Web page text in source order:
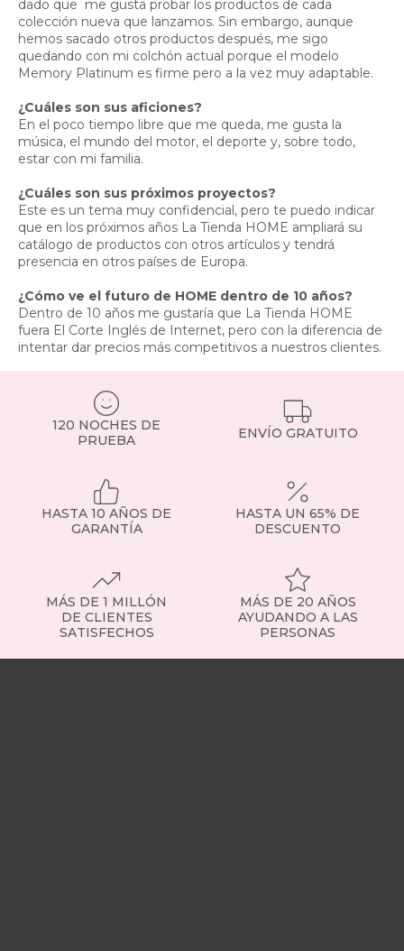
dado que me gusta probar los productos de cada
colección nueva que lanzamos. Sin embargo, aunque
hemos sacado otros productos después, me sigo
quedando con mi colchón actual porque el modelo
Memory Platinum es firme pero a la vez muy adaptable.
¿Cuáles son sus aficiones?
En el poco tiempo libre que me queda, me gusta la
música, el mundo del motor, el deporte y, sobre todo,
estar con mi familia.
¿Cuáles son sus próximos proyectos?
Este es un tema muy confidencial, pero te puedo indicar
que en los próximos años La Tienda HOME ampliará su
catálogo de productos con otros artículos y tendrá
presencia en otros países de Europa.
¿Cómo ve el futuro de HOME dentro de 10 años?
Dentro de 10 años me gustaría que La Tienda HOME
fuera El Corte Inglés de Internet, pero con la diferencia de
intentar dar precios más competitivos a nuestros clientes.
120 NOCHES DE
PRUEBA
ENVÍO GRATUITO
HASTA 10 AÑOS DE
GARANTÍA
HASTA UN 65% DE
DESCUENTO
MÁS DE 1 MILLÓN
DE CLIENTES
SATISFECHOS
MÁS DE 20 AÑOS
AYUDANDO A LAS
PERSONAS